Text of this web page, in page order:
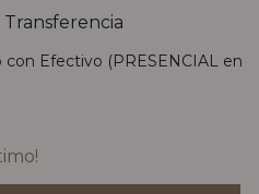
con Efectivo (PRESENCIAL en